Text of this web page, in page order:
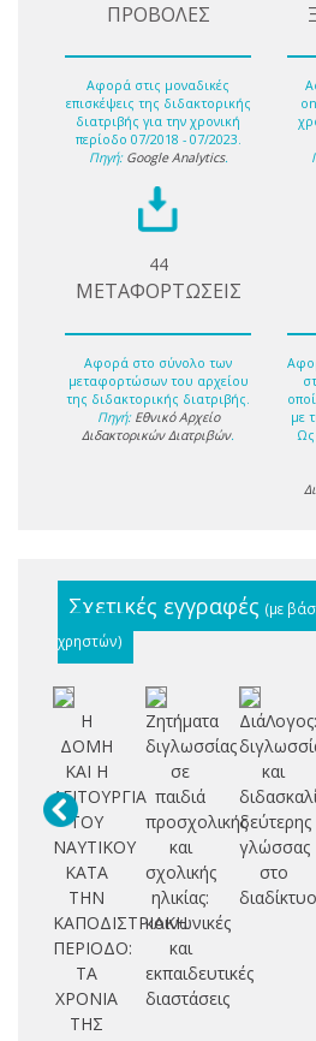
ΠΡΟΒΟΛΕΣ
Αφορά στις μοναδικές
επισκέψεις της διδακτορικής
διατριβής για την χρονική
περίοδο 07/2018 - 07/2023.
Πηγή: Google Analytics.
44
ΜΕΤΑΦΟΡΤΩΣΕΙΣ
Αφορά στο σύνολο των
μεταφορτώσων του αρχείου
της διδακτορικής διατριβής.
Πηγή: Εθνικό Αρχείο
Διδακτορικών Διατριβών.
με
Ως
Σχετικές εγγραφές (με
χρηστών)
Η
ΔΟΜΗ
ΚΑΙ Η
ΛΕΙΤΟΥΡΓΙΑ
ΤΟΥ
ΝΑΥΤΙΚΟΥ
ΚΑΤΑ
ΤΗΝ
ΚΑΠΟΔΙΣΤΡΙΑΚΗ
ΠΕΡΙΟΔΟ:
ΤΑ
ΧΡΟΝΙΑ
ΤΗΣ
Ζητήματα
διγλωσσίας
σε
παιδιά
προσχολικής
και
σχολικής
ηλικίας:
κοινωνικές
και
εκπαιδευτικές
διαστάσεις
ΔιάΛογος:
και
δεύτερης
γλώσσας
στο
διαδίκτυο